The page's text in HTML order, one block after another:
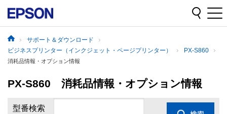
サポート＆ダウンロード
ビジネスプリンター（インクジェット・ページプリンター）
PX-S860
消耗品情報・オプション情報
PX-S860 消耗品情報・オプション情報
型番検索